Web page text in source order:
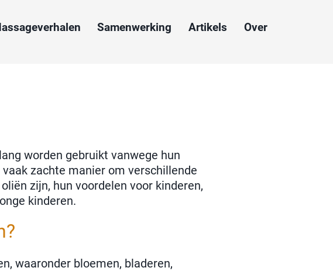
Samenwerking Artikels Over
worden gebruikt vanwege hun
zachte manier om verschillende
zijn, hun voordelen voor kinderen,
kinderen.
waaronder bloemen, bladeren,